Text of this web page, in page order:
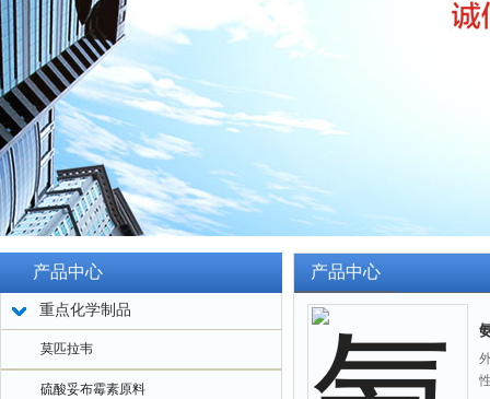
产品中心
重点化学制品
莫匹拉韦
硫酸妥布霉素原料
产品中心